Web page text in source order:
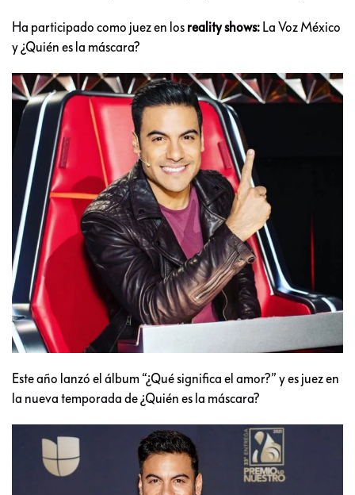
Ha participado como juez en los reality shows: La Voz México
y ¿Quién es la máscara?
Este año lanzó el álbum “¿Qué significa el amor?” y es juez en
la nueva temporada de ¿Quién es la máscara?